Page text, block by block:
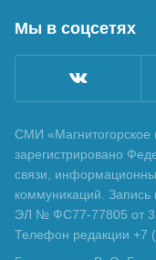
Мы в соцсетях
СМИ «Магнитогорское
зарегистрировано
связи,
коммуникаций.
ЭЛ № ФС77-77805 от
Телефон редакции +7